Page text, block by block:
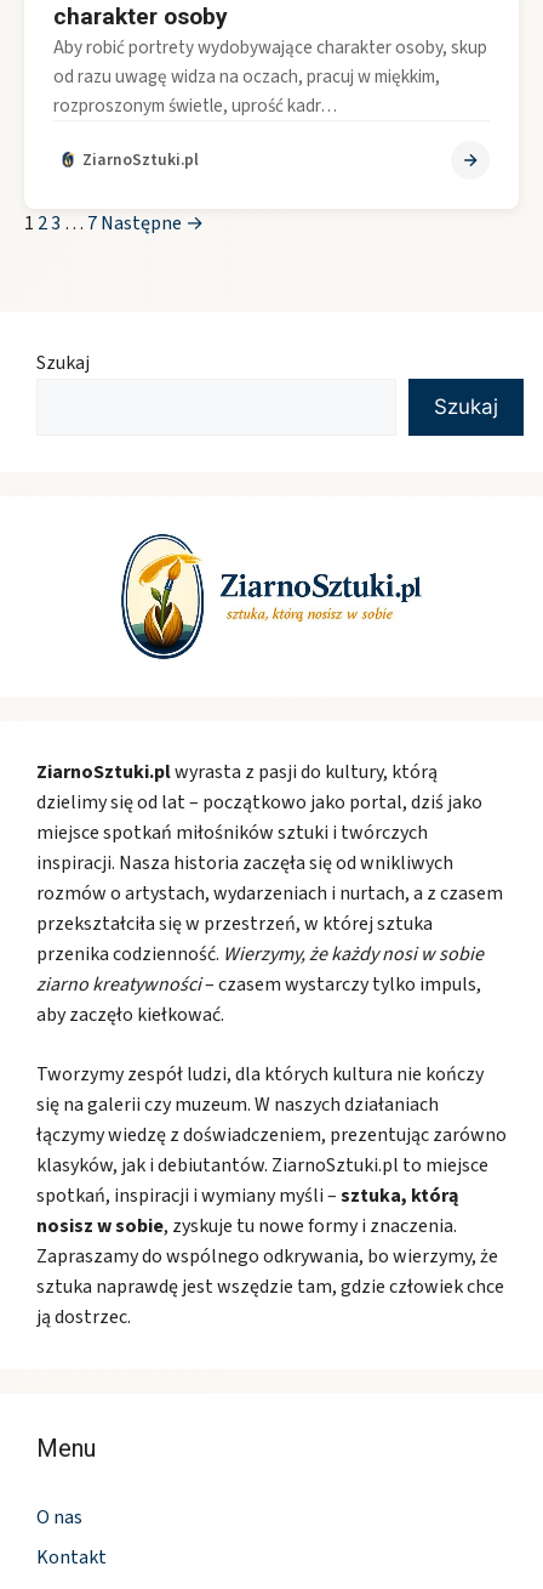
charakter osoby
Aby robić portrety wydobywające charakter osoby, skup
od razu uwagę widza na oczach, pracuj w miękkim,
rozproszonym świetle, uprość kadr…
ZiarnoSztuki.pl
1 23 … 7Następne →
Szukaj
Szukaj
ZiarnoSztuki.plwyrasta z pasji do kultury, którą
dzielimy się od lat – początkowo jako portal, dziś jako
miejsce spotkań miłośników sztuki i twórczych
inspiracji. Nasza historia zaczęła się od wnikliwych
rozmów o artystach, wydarzeniach i nurtach, a z czasem
przekształciła się w przestrzeń, w której sztuka
przenika codzienność. Wierzymy, że każdy nosi w sobie
ziarno kreatywności– czasem wystarczy tylko impuls,
aby zaczęło kiełkować.
Tworzymy zespół ludzi, dla których kultura nie kończy
się na galerii czy muzeum. W naszych działaniach
łączymy wiedzę z doświadczeniem, prezentując zarówno
klasyków, jak i debiutantów. ZiarnoSztuki.pl to miejsce
spotkań, inspiracji i wymiany myśli –sztuka, którą
nosisz w sobie, zyskuje tu nowe formy i znaczenia.
Zapraszamy do wspólnego odkrywania, bo wierzymy, że
sztuka naprawdę jest wszędzie tam, gdzie człowiek chce
ją dostrzec.
Menu
O nas
Kontakt